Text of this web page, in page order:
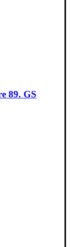
89. GS